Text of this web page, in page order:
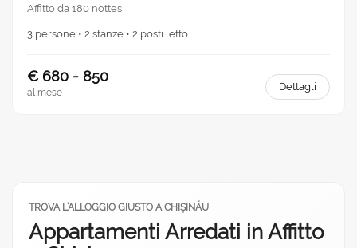
Affitto da 180 nottes
3 persone • 2 stanze • 2 posti letto
€ 680 - 850
al mese Dettagli
TROVA L’ALLOGGIO GIUSTO A CHIȘINĂU
Appartamenti Arredati in Affitto